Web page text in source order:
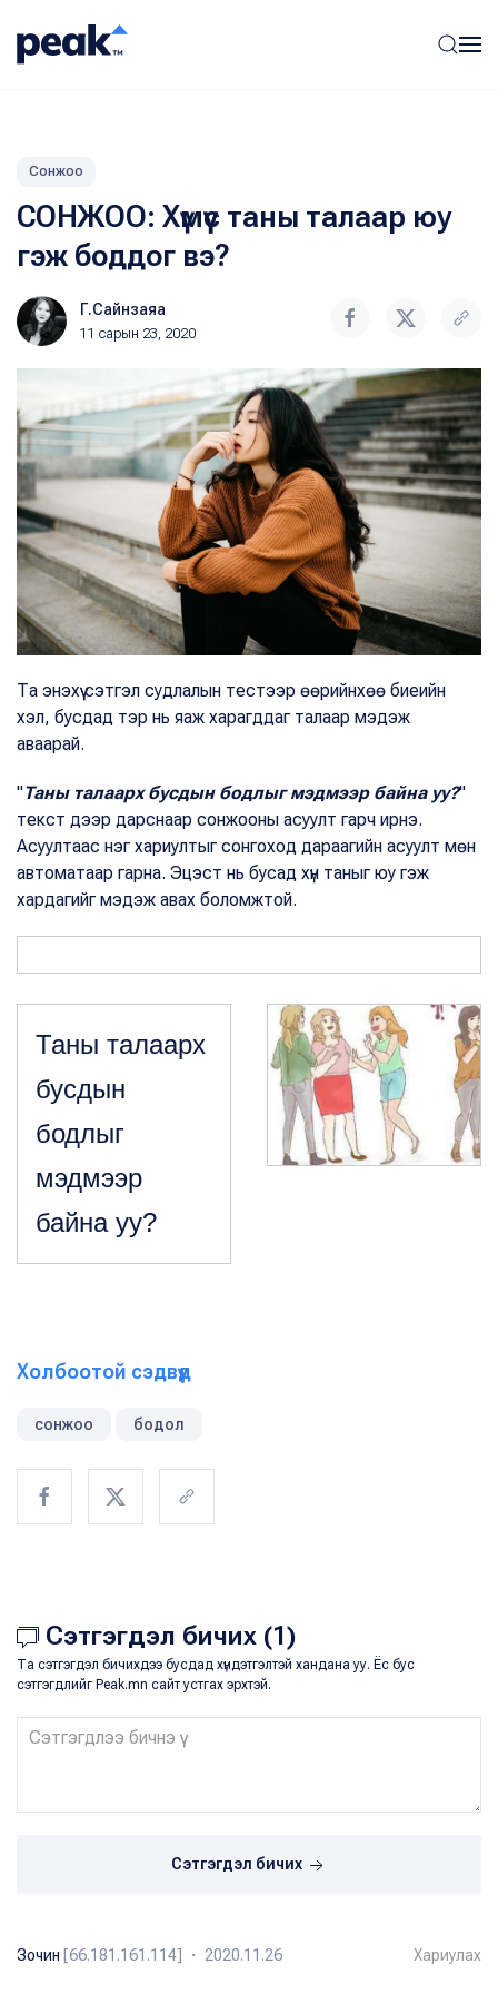
Сонжоо
СОНЖОО: Хүмүүс таны талаар юу
гэж боддог вэ?
Г.Сайнзаяа
11 сарын 23, 2020
Та энэхүү сэтгэл судлалын тестээр өөрийнхөө биеийн
хэл, бусдад тэр нь яаж харагддаг талаар мэдэж
аваарай.
"Таны талаарх бусдын бодлыг мэдмээр байна уу?"
текст дээр дарснаар сонжооны асуулт гарч ирнэ.
Асуултаас нэг хариултыг сонгоход дараагийн асуулт мөн
автоматаар гарна. Эцэст нь бусад хүн таныг юу гэж
хардагийг мэдэж авах боломжтой.
Таны талаарх
бусдын
бодлыг
мэдмээр
байна уу?
Холбоотой сэдвүүд
сонжоо бодол
Сэтгэгдэл бичих (1)
Та сэтгэгдэл бичихдээ бусдад хүндэтгэлтэй хандана уу. Ёс бус
сэтгэгдлийг Peak.mn сайт устгах эрхтэй.
Сэтгэгдэл бичих
Зочин [66.181.161.114] ・ 2020.11.26 Хариулах